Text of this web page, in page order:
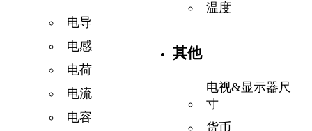
电导
电感
电荷
电流
电容
温度
其他
电视&显示器尺
寸
货币